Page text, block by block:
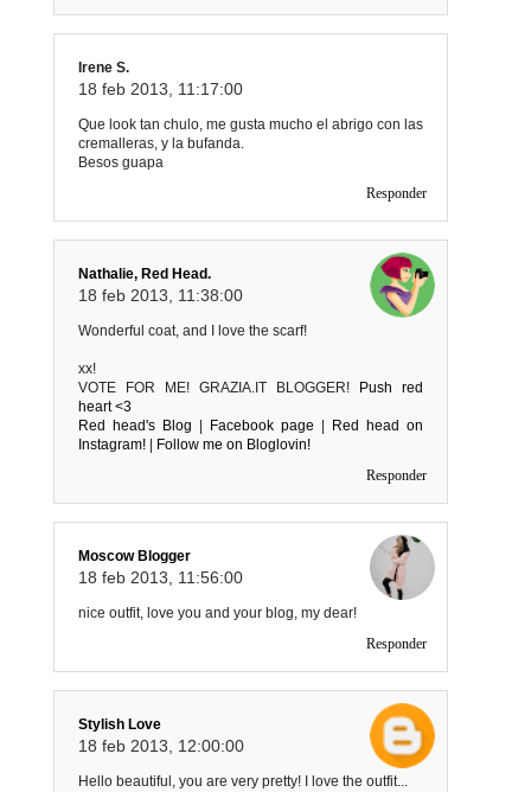
Irene S.
18 feb 2013, 11:17:00
Que look tan chulo, me gusta mucho el abrigo con las
cremalleras, y la bufanda.
Besos guapa
Responder
Nathalie, Red Head.
18 feb 2013, 11:38:00
Wonderful coat, and I love the scarf!
xx!
VOTE FOR ME! GRAZIA.IT BLOGGER!
Push red
heart <3
Red head's Blog
Facebook page
Red head on
Instagram!
Follow me on Bloglovin!
Responder
Moscow Blogger
18 feb 2013, 11:56:00
nice outfit, love you and your blog, my dear!
Responder
Stylish Love
18 feb 2013, 12:00:00
Hello beautiful, you are very pretty! I love the outfit...